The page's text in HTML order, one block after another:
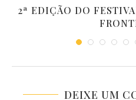
2ª EDIÇÃO DO
DEIXE UM